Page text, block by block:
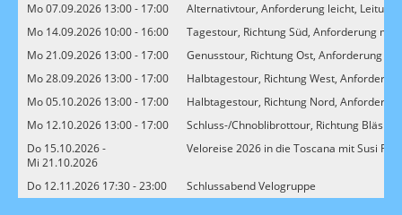
Mo 07.09.2026 13:00 - 17:00
Alternativtour, Anforderung leicht, Leitung
Mo 14.09.2026 10:00 - 16:00
Tagestour, Richtung Süd, Anforderung
Mo 21.09.2026 13:00 - 17:00
Genusstour, Richtung Ost, Anforderung
Mo 28.09.2026 13:00 - 17:00
Halbtagestour, Richtung West,
Mo 05.10.2026 13:00 - 17:00
Halbtagestour, Richtung Nord,
Mo 12.10.2026 13:00 - 17:00
Schluss-/Chnoblibrottour, Richtung
Do 15.10.2026 -
Mi 21.10.2026
Veloreise 2026 in die Toscana mit Susi Rutz
Do 12.11.2026 17:30 - 23:00 Schlussabend Velogruppe